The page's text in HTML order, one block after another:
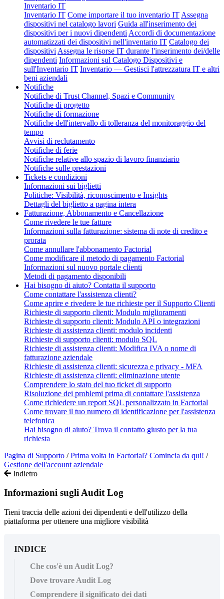
Inventario IT
Inventario IT Come importare il tuo inventario IT Assegna
dispositivi nel catalogo lavori Guida all'inserimento dei
dispositivi per i nuovi dipendenti Accordi di documentazione
automatizzati dei dispositivi nell'inventario IT Catalogo dei
dispositivi Assegna le risorse IT durante l'inserimento dei/delle
dipendenti Informazioni sul Catalogo Dispositivi e
sull'Inventario IT Inventario — Gestisci l'attrezzatura IT e altri
beni aziendali
Notifiche
Notifiche di Trust Channel, Spazi e Community
Notifiche di progetto
Notifiche di formazione
Notifiche dell'intervallo di tolleranza del monitoraggio del
tempo
Avvisi di reclutamento
Notifiche di ferie
Notifiche relative allo spazio di lavoro finanziario
Notifiche sulle prestazioni
Tickets e condizioni
Informazioni sui biglietti
Politiche: Visibilità, riconoscimento e Insights
Dettagli del biglietto a pagina intera
Fatturazione, Abbonamento e Cancellazione
Come rivedere le tue fatture
Informazioni sulla fatturazione: sistema di note di credito e
prorata
Come annullare l'abbonamento Factorial
Come modificare il metodo di pagamento Factorial
Informazioni sul nuovo portale clienti
Metodi di pagamento disponibili
Hai bisogno di aiuto? Contatta il supporto
Come contattare l'assistenza clienti?
Come aprire e rivedere le tue richieste per il Supporto Clienti
Richieste di supporto clienti: Modulo miglioramenti
Richieste di supporto clienti: Modulo API o integrazioni
Richieste di assistenza clienti: modulo incidenti
Richieste di supporto clienti: modulo SQL
Richieste di assistenza clienti: Modifica IVA o nome di
fatturazione aziendale
Richieste di assistenza clienti: sicurezza e privacy - MFA
Richieste di assistenza clienti: eliminazione utente
Comprendere lo stato del tuo ticket di supporto
Risoluzione dei problemi prima di contattare l'assistenza
Come richiedere un report SQL personalizzato in Factorial
Come trovare il tuo numero di identificazione per l'assistenza
telefonica
Hai bisogno di aiuto? Trova il contatto giusto per la tua
richiesta
Pagina di Supporto / Prima volta in Factorial? Comincia da qui! /
Gestione dell'account aziendale
Indietro
Informazioni sugli Audit Log
Tieni traccia delle azioni dei dipendenti e dell'utilizzo della
piattaforma per ottenere una migliore visibilità
INDICE
Che cos'è un Audit Log?
Dove trovare Audit Log
Comprendere il significato dei dati